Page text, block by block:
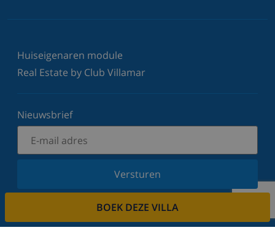
BOEK DEZE VILLA
Huiseigenaren module
Real Estate by Club Villamar
Nieuwsbrief
Versturen
Schrijf u in voor onze nieuwsbrief en blijf op de